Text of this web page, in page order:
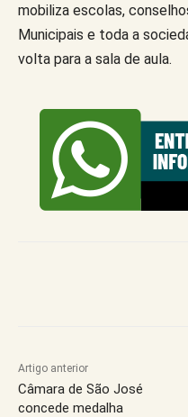
mobiliza escolas,
Municipais e toda a
volta para a sala de aula.
Artigo anterior
Câmara de São José
concede medalha